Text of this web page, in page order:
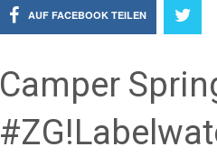
AUF FACEBOOK TEILEN
Camper